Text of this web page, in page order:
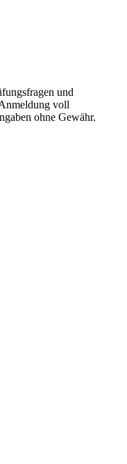
und
voll
ohne Gewähr.